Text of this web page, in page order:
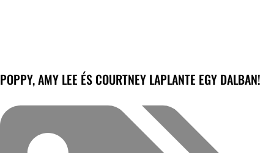
POPPY, AMY LEE ÉS COURTNEY LAPLANTE EGY DALBAN!